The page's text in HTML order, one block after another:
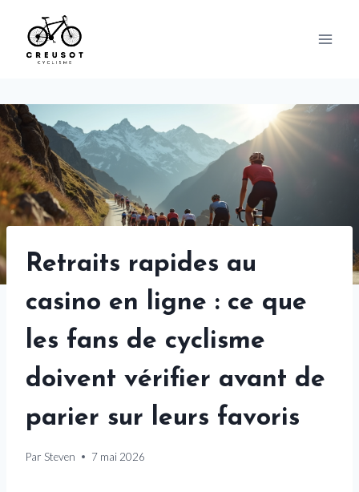
content
Retraits rapides au
casino en ligne : ce que
les fans de cyclisme
doivent vérifier avant de
parier sur leurs favoris
Par Steven 7 mai 2026